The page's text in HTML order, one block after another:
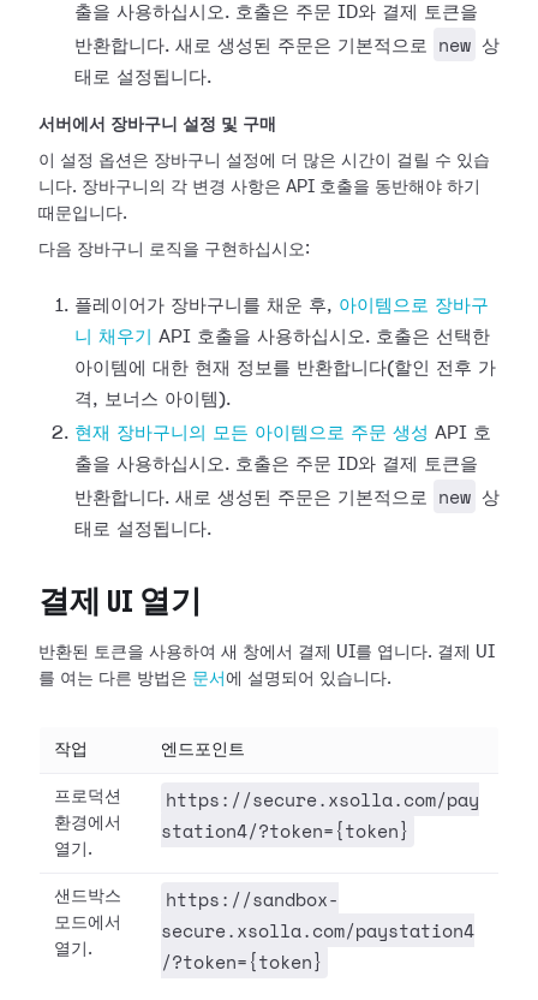
출을 사용하십시오. 호출은 주문 ID와 결제 토큰을
반환합니다. 새로 생성된 주문은 기본적으로
new 상
태로 설정됩니다.
서버에서 장바구니 설정 및 구매
이 설정 옵션은 장바구니 설정에 더 많은 시간이 걸릴 수 있습
니다. 장바구니의 각 변경 사항은 API 호출을 동반해야 하기
때문입니다.
다음 장바구니 로직을 구현하십시오:
플레이어가 장바구니를 채운 후, 아이템으로 장바구
니 채우기
API 호출을 사용하십시오. 호출은 선택한
아이템에 대한 현재 정보를 반환합니다(할인 전후 가
격, 보너스 아이템).
현재 장바구니의 모든 아이템으로 주문 생성 API 호
출을 사용하십시오. 호출은 주문 ID와 결제 토큰을
반환합니다. 새로 생성된 주문은 기본적으로
new 상
태로 설정됩니다.
결제 UI 열기
반환된 토큰을 사용하여 새 창에서 결제 UI를 엽니다. 결제 UI
를 여는 다른 방법은 문서 에 설명되어 있습니다.
작업 엔드포인트
프로덕션
환경에서
열기.
https://secure.xsolla.com/pay
station4/?token={token}
샌드박스
모드에서
열기.
https://sandbox-
secure.xsolla.com/paystation4
/?token={token}